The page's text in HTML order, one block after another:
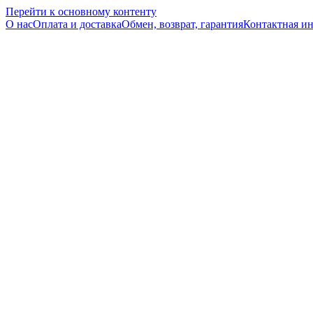
Перейти к основному контенту
О насОплата и доставкаОбмен, возврат, гарантияКонтактная